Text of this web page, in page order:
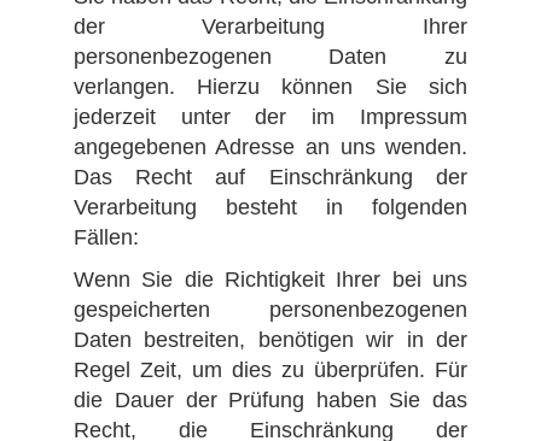
der Verarbeitung Ihrer
personenbezogenen Daten zu
verlangen. Hierzu können Sie sich
jederzeit unter der im Impressum
angegebenen Adresse an uns wenden.
Das Recht auf Einschränkung der
Verarbeitung besteht in folgenden
Fällen:
Wenn Sie die Richtigkeit Ihrer bei uns
gespeicherten personenbezogenen
Daten bestreiten, benötigen wir in der
Regel Zeit, um dies zu überprüfen. Für
die Dauer der Prüfung haben Sie das
Recht, die Einschränkung der